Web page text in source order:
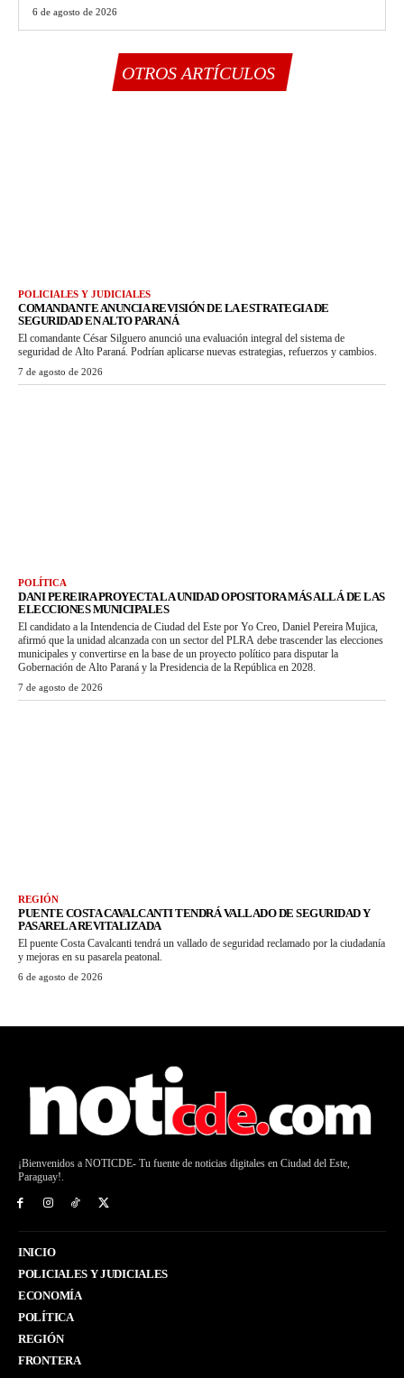
6 de agosto de 2026
OTROS ARTÍCULOS
POLICIALES Y JUDICIALES
COMANDANTE ANUNCIA REVISIÓN DE LA ESTRATEGIA DE
SEGURIDAD EN ALTO PARANÁ
El comandante César Silguero anunció una evaluación integral del sistema de
seguridad de Alto Paraná. Podrían aplicarse nuevas estrategias, refuerzos y cambios.
7 de agosto de 2026
POLÍTICA
DANI PEREIRA PROYECTA LA UNIDAD OPOSITORA MÁS ALLÁ DE LAS
ELECCIONES MUNICIPALES
El candidato a la Intendencia de Ciudad del Este por Yo Creo, Daniel Pereira Mujica,
afirmó que la unidad alcanzada con un sector del PLRA debe trascender las elecciones
municipales y convertirse en la base de un proyecto político para disputar la
Gobernación de Alto Paraná y la Presidencia de la República en 2028.
7 de agosto de 2026
REGIÓN
PUENTE COSTA CAVALCANTI TENDRÁ VALLADO DE SEGURIDAD Y
PASARELA REVITALIZADA
El puente Costa Cavalcanti tendrá un vallado de seguridad reclamado por la ciudadanía
y mejoras en su pasarela peatonal.
6 de agosto de 2026
¡Bienvenidos a NOTICDE- Tu fuente de noticias digitales en Ciudad del Este,
Paraguay!.
INICIO
POLICIALES Y JUDICIALES
ECONOMÍA
POLÍTICA
REGIÓN
FRONTERA